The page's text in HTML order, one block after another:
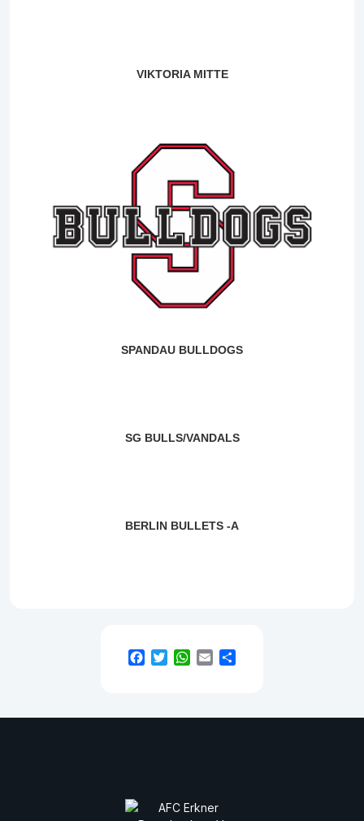
VIKTORIA MITTE
SPANDAU BULLDOGS
SG BULLS/VANDALS
BERLIN BULLETS -A
Facebook
TwitterWhatsApp
Email